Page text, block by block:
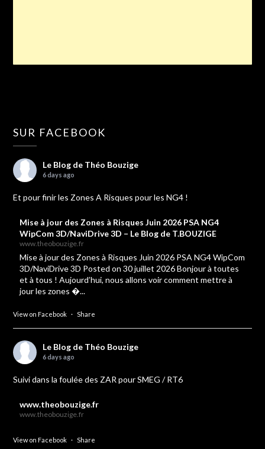
SUR FACEBOOK
Le Blog de Théo Bouzige
6 days ago
Et pour finir les Zones A Risques pour les NG4 !
Mise à jour des Zones à Risques Juin 2026 PSA NG4
WipCom 3D/NaviDrive 3D – Le Blog de T.BOUZIGE
www.theobouzige.fr
Mise à jour des Zones à Risques Juin 2026 PSA NG4 WipCom
3D/NaviDrive 3D Posted on 30 juillet 2026 Bonjour à toutes
et à tous ! Aujourd’hui, nous allons voir comment mettre à
jour les zones �...
View on Facebook · Share
Le Blog de Théo Bouzige
6 days ago
Suivi dans la foulée des ZAR pour SMEG / RT6
www.theobouzige.fr
www.theobouzige.fr
View on Facebook · Share